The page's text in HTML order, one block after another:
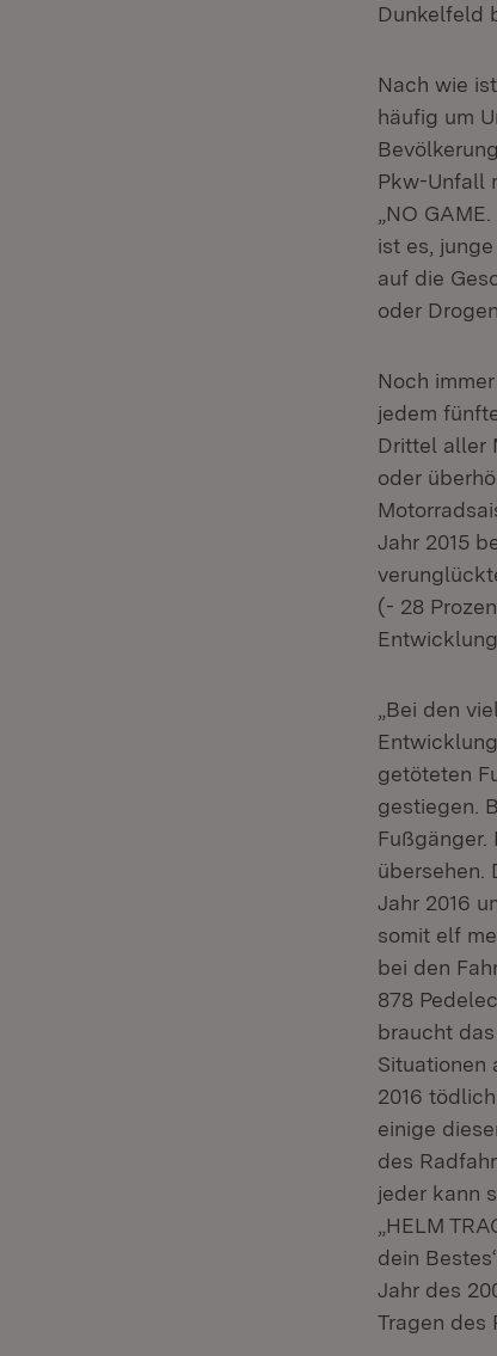
Dunkelfeld
Nach wie
häufig um
Pkw-Unfall
„NO
ist es,
auf die
oder
Noch
jedem
Drittel aller
oder
Jahr 2015
(- 28
„Bei den
getöteten
gestiegen.
übersehen.
Jahr 2016
somit elf
bei den
878
braucht
Situationen
2016
einige
des
jeder kann
„HELM
dein
Jahr des
Tragen des